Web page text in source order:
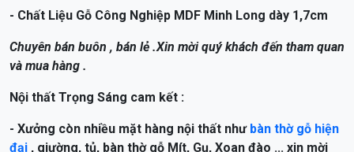
Sản phẩm Tủ Quần Áo 5 Cánh 3 Buồng Gỗ Công Nghiệp
mọt đảm bảo chất lượng .
gian, chúng tôi luôn có hàng trưng bày sẵn cho khách dễ
- Tủ quần áo gỗ công nghiệp hiện đại 5 cánh ( màu sắc đa